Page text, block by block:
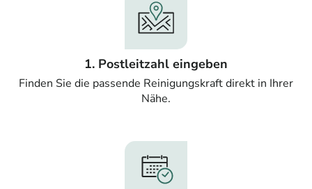
1. Postleitzahl eingeben
Finden Sie die passende Reinigungskraft direkt in Ihrer
Nähe.